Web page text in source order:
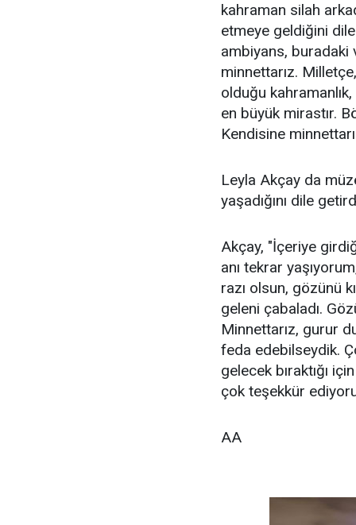
kahraman silah
etmeye geldiğini
ambiyans, buradaki
minnettarız.
olduğu
en büyük mirastır.
Kendisine
Leyla Akçay da
yaşadığını dile
Akçay, "İçeriye
anı tekrar
razı olsun, gözünü
geleni çabaladı.
Minnettarız, gurur
feda edebilseydik.
gelecek bıraktığı
çok teşekkür
AA